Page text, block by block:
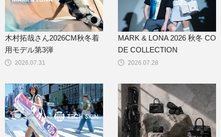
2026.07.31
木村拓哉さん2026CM秋冬着
用モデル第3弾
2026.07.28
MARK & LONA 2026 秋冬 CO
DE COLLECTION